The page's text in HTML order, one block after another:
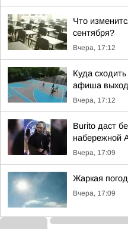
Что
сентября?
Вчера, 17:12
Куда
афиша
Вчера, 17:12
Burito даст
набережной
Вчера, 17:09
Жаркая
Вчера, 17:09